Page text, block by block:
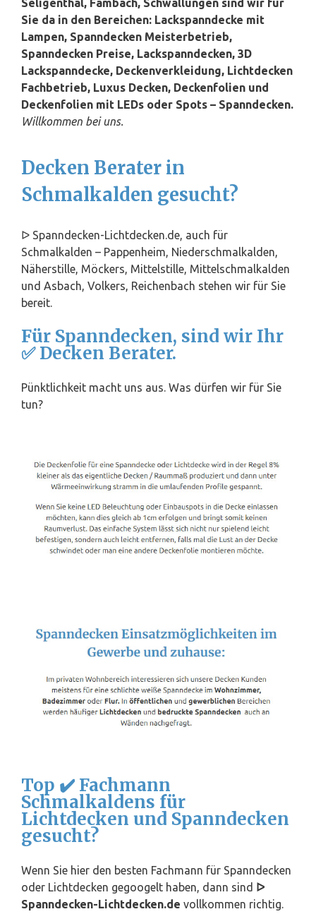
Seligenthal, Fambach, Schwallungen sind wir für
Sie da in den Bereichen: Lackspanndecke mit
Lampen, Spanndecken Meisterbetrieb,
Spanndecken Preise, Lackspanndecken, 3D
Lackspanndecke, Deckenverkleidung, Lichtdecken
Fachbetrieb, Luxus Decken, Deckenfolien und
Deckenfolien mit LEDs oder Spots – Spanndecken.
Willkommen bei uns.
Decken Berater in
Schmalkalden gesucht?
ᐅ Spanndecken-Lichtdecken.de, auch für
Schmalkalden – Pappenheim, Niederschmalkalden,
Näherstille, Möckers, Mittelstille, Mittelschmalkalden
und Asbach, Volkers, Reichenbach stehen wir für Sie
bereit.
Für Spanndecken, sind wir Ihr
✅ Decken Berater.
Pünktlichkeit macht uns aus. Was dürfen wir für Sie
tun?
Top ✔️ Fachmann
Schmalkaldens für
Lichtdecken und Spanndecken
gesucht?
Wenn Sie hier den besten Fachmann für Spanndecken
oder Lichtdecken gegoogelt haben, dann sind ᐅ
Spanndecken-Lichtdecken.de vollkommen richtig.